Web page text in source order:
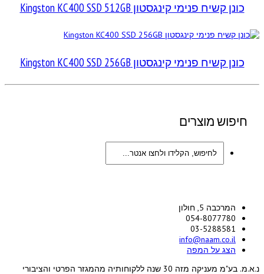
כונן קשיח פנימי קינגסטון Kingston KC400 SSD 512GB
כונן קשיח פנימי קינגסטון Kingston KC400 SSD 256GB
חיפוש מוצרים
המרכבה 5, חולון
054-8077780
03-5288581
info@naam.co.il
הצג על המפה
נ.א.מ. בע"מ מעניקה מזה 30 שנה ללקוחותיה מהמגזר הפרטי והציבורי